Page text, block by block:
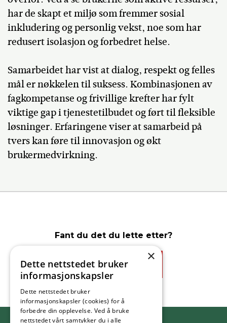
har de skapt et miljø som fremmer sosial
inkludering og personlig vekst, noe som har
redusert isolasjon og forbedret helse.
Samarbeidet har vist at dialog, respekt og felles
mål er nøkkelen til suksess. Kombinasjonen av
fagkompetanse og frivillige krefter har fylt
viktige gap i tjenestetilbudet og ført til fleksible
løsninger. Erfaringene viser at samarbeid på
tvers kan føre til innovasjon og økt
brukermedvirkning.
Fant du det du lette etter?
Ja
×
Dette nettstedet bruker
informasjonskapsler
Dette nettstedet bruker
informasjonskapsler (cookies) for å
forbedre din opplevelse. Ved å bruke
nettstedet vårt samtykker du i alle